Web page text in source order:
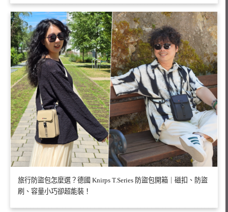
旅行防盜包怎麼選？德國 Knirps T.Series 防盜包開箱｜磁扣、防盜
刷、容量小巧卻超能裝！